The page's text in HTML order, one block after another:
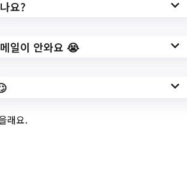
소식 상세 보기 ▼
www.pyeongtaek.go.kr/pyeongtaek/
: 2023-06-04 ~
요?
일이 안와요 😭
래요.